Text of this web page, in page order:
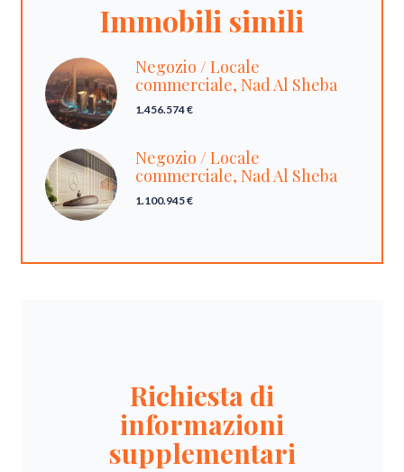
Immobili simili
Negozio / Locale
commerciale, Nad Al Sheba
1.456.574 €
Negozio / Locale
commerciale, Nad Al Sheba
1.100.945 €
Richiesta di
informazioni
supplementari